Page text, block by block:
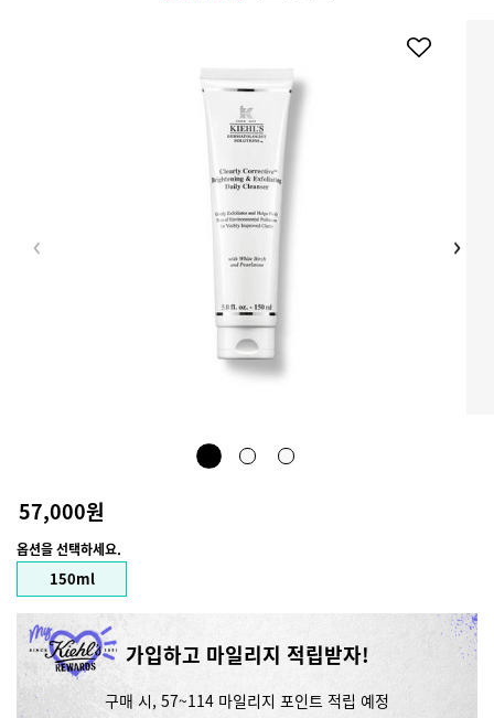
57,000원
옵션을 선택하세요.
Selected
150ml
, 1 of 1
가입하고 마일리지 적립받자!
구매 시, 57~114 마일리지 포인트 적립 예정